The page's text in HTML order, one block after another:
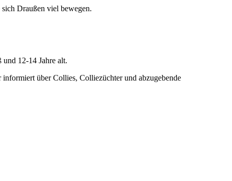
Draußen viel bewegen.
12-14 Jahre alt.
informiert über Collies, Colliezüchter und abzugebende